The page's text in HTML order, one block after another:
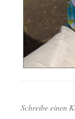
Schreibe einen